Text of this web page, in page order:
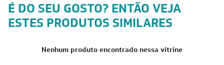
É DO SEU GOSTO? ENTÃO VEJA
ESTES PRODUTOS SIMILARES
Nenhum produto encontrado nessa vitrine